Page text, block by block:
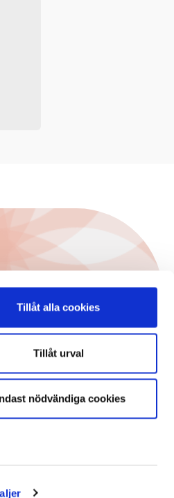
Tillåt alla cookies
Tillåt urval
nödvändiga cookies